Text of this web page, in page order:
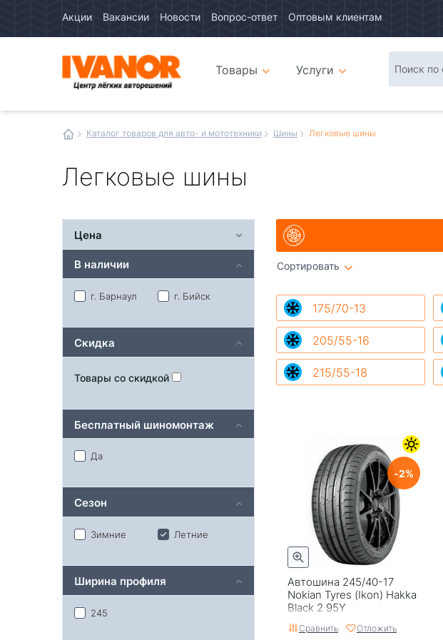
Акции Вакансии Новости Вопрос-ответ Оптовым клиентам
интернетТовары
Услуги
Каталог товаров для авто- и мототехники Шины Легковые шины
Легковые шины
Сортировать
175/70-13
205/55-16
215/55-18
Автошина 245/40-17
Nokian Tyres (Ikon) Hakka
Black 2 95Y
2
Сравнить Отложить
Цена
В наличии
г. Барнаул г. Бийск
Скидка
Товары со скидкой
Бесплатный шиномонтаж
Да
Сезон
Зимние Летние
Ширина профиля
245